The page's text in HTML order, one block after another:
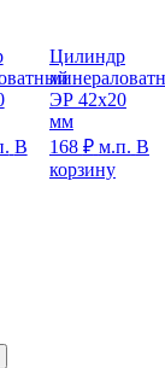
В
Цилиндр
ЭР 42х20
мм
168 ₽ м.п. В
корзину